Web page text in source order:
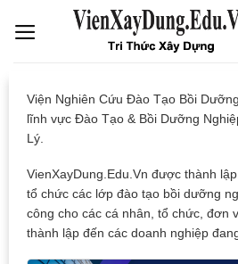
Viện Nghiên Cứu Đào Tạo Bồi
lĩnh vực Đào Tạo & Bồi Dưỡng
Lý.
VienXayDung.Edu.Vn được thành
tổ chức các lớp đào tạo bồi dưỡng
công cho các cá nhân, tổ chức, đơn
thành lập đến các doanh nghiệp